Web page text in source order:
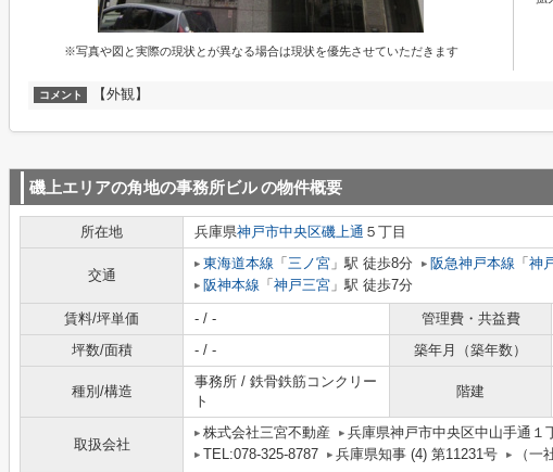
※写真や図と実際の現状とが異なる場合は現状を優先させていただきます
コメント 【外観】
磯上エリアの角地の事務所ビルの物件概要
所在地 兵庫県神戸市中央区磯上通 ５丁目
交通
東海道本線 「 三ノ宮 」駅 徒歩8分 阪急神戸本線 「 神
阪神本線 「 神戸三宮 」駅 徒歩7分
賃料/坪単価 - / - 管理費・共益費
坪数/面積
- / - 築年月（築年数）
種別/構造
事務所 / 鉄骨鉄筋コンクリー
ト
階建
取扱会社
株式会社三宮不動産
兵庫県神戸市中央区中山手通１
TEL:078-325-8787
兵庫県知事 (4) 第11231号 （